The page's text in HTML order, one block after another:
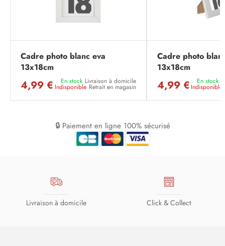
Cadre photo blanc eva
13x18cm
4,99 € En stock Livraison à domicile
Indisponible Retrait en magasin
Cadre photo
13x18cm
4,99 € En stock
Indisponible
🔒 Paiement en ligne 100% sécurisé
Livraison à domicile Click & Collect